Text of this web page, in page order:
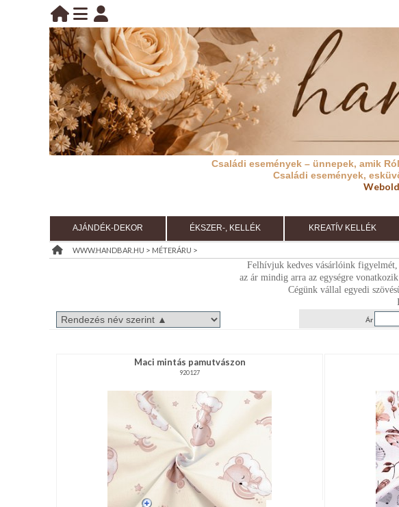
BELÉPÉS
KEZDŐLAP
TÁJÉKOZTATÓ
(ÁSZF)
RENDEZVÉNY
DEKORÁCIÓ
ÉRDEKLŐDÉS,ÁRAJÁNLAT
RAKTÁRON!
belépés
regisztráció
információ
Családi események – ünnepek, amik
Családi események,
AJÁNDÉK-DEKOR ÉKSZER-, KELLÉK KREATÍV KELLÉK
WWW.HANDBAR.HU > MÉTERÁRU >
Felhívjuk kedves vásárlóink
az ár mindig arra az egységre
Cégünk vállal egyedi
Ár
Maci mintás pamutvászon
920127